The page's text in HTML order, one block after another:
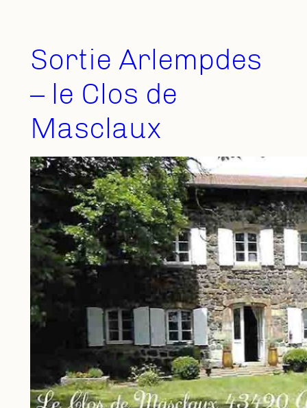
Sortie Arlempdes
– le Clos de
Masclaux